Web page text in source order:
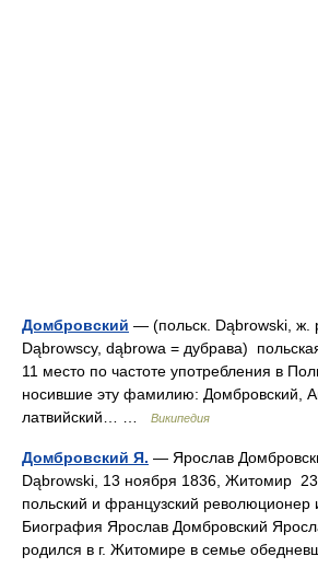
Домбровский — (польск. Dąbrowski, ж.
Dąbrowscy, dąbrowa = дубрава)
11 место по частоте употребления в
носившие эту фамилию: Домбровский,
латвийский… …
Википедия
Домбровский Я. — Ярослав
Dąbrowski, 13 ноября 1836, Житомир
польский и французский революционер
Биография Ярослав Домбровский
родился в г. Житомире в семье